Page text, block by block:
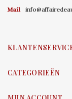
Mail
CATEGORIEËN